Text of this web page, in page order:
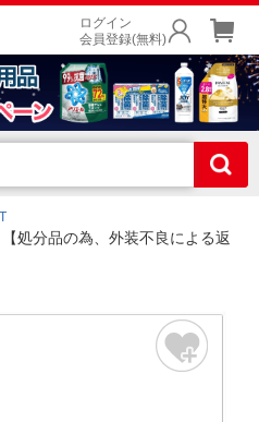
ログイン
会員登録(無料)
処分品の為、外装不良による返